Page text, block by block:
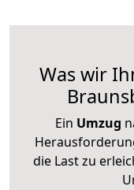
Was wir
Ein Umzug
die Last zu